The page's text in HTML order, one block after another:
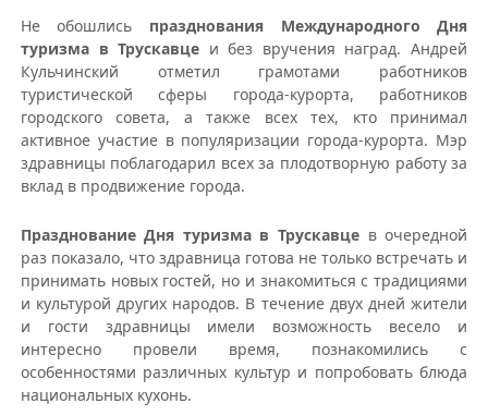
Не обошлись празднования Международного Дня
туризма в Трускавце и без вручения наград. Андрей
Кульчинский отметил грамотами работников
туристической сферы города-курорта, работников
городского совета, а также всех тех, кто принимал
активное участие в популяризации города-курорта. Мэр
здравницы поблагодарил всех за плодотворную работу за
вклад в продвижение города.
Празднование Дня туризма в Трускавце в очередной
раз показало, что здравница готова не только встречать и
принимать новых гостей, но и знакомиться с традициями
и культурой других народов. В течение двух дней жители
и гости здравницы имели возможность весело и
интересно провели время, познакомились с
особенностями различных культур и попробовать блюда
национальных кухонь.